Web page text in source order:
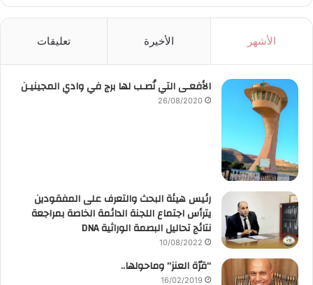
الأشهر الأخيرة تعليقات
الأفعـى التي نُصـب لها برج في وادي المجينيـن
26/08/2020
رئيس هيئة البحث والتعرف على المفقودين
يترأس اجتماع اللجنة الدائمة الخاصة بمراجعة
نتائج تحاليل البصمة الوراثية DNA
10/08/2022
“قرّة العنز” وماحولها..
16/02/2019